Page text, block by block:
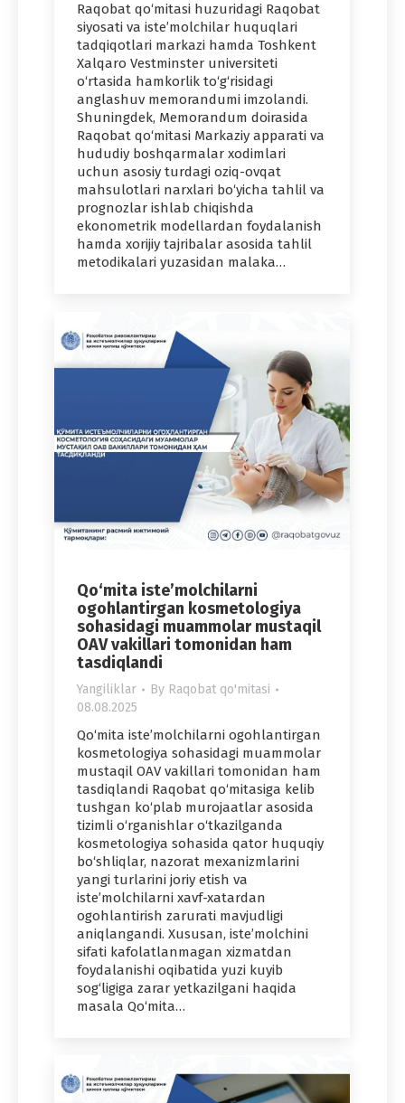
Raqobat qo‘mitasi huzuridagi Raqobat
siyosati va iste’molchilar huquqlari
tadqiqotlari markazi hamda Toshkent
Xalqaro Vestminster universiteti
o‘rtasida hamkorlik to‘g‘risidagi
anglashuv memorandumi imzolandi.
Shuningdek, Memorandum doirasida
Raqobat qo‘mitasi Markaziy apparati va
hududiy boshqarmalar xodimlari
uchun asosiy turdagi oziq-ovqat
mahsulotlari narxlari bo‘yicha tahlil va
prognozlar ishlab chiqishda
ekonometrik modellardan foydalanish
hamda xorijiy tajribalar asosida tahlil
metodikalari yuzasidan malaka…
Qo‘mita iste’molchilarni
ogohlantirgan kosmetologiya
sohasidagi muammolar mustaqil
OAV vakillari tomonidan ham
tasdiqlandi
Yangiliklar By Raqobat qo'mitasi
08.08.2025
Qo‘mita iste’molchilarni ogohlantirgan
kosmetologiya sohasidagi muammolar
mustaqil OAV vakillari tomonidan ham
tasdiqlandi Raqobat qo‘mitasiga kelib
tushgan ko‘plab murojaatlar asosida
tizimli o‘rganishlar o‘tkazilganda
kosmetologiya sohasida qator huquqiy
bo‘shliqlar, nazorat mexanizmlarini
yangi turlarini joriy etish va
iste’molchilarni xavf-xatardan
ogohlantirish zarurati mavjudligi
aniqlangandi. Xususan, iste’molchini
sifati kafolatlanmagan xizmatdan
foydalanishi oqibatida yuzi kuyib
sog‘ligiga zarar yetkazilgani haqida
masala Qo‘mita…